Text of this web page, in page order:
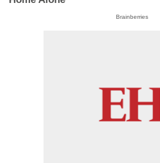
Brainberries